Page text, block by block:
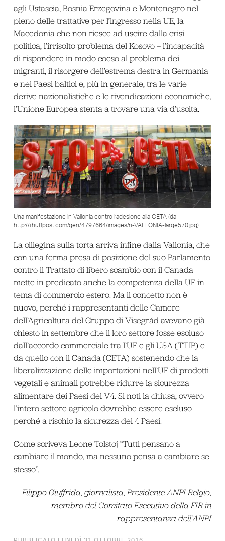
agli Ustascia, Bosnia Erzegovina e Montenegro nel
pieno delle trattative per l’ingresso nella UE, la
Macedonia che non riesce ad uscire dalla crisi
politica, l’irrisolto problema del Kosovo – l’incapacità
di rispondere in modo coeso al problema dei
migranti, il risorgere dell’estrema destra in Germania
e nei Paesi baltici e, più in generale, tra le varie
derive nazionalistiche e le rivendicazioni economiche,
l’Unione Europea stenta a trovare una via d’uscita.
Una manifestazione in Vallonia contro l’adesione alla CETA (da
http://i.huffpost.com/gen/4797664/images/n-VALLONIA-large570.jpg)
La ciliegina sulla torta arriva infine dalla Vallonia, che
con una ferma presa di posizione del suo Parlamento
contro il Trattato di libero scambio con il Canada
mette in predicato anche la competenza della UE in
tema di commercio estero. Ma il concetto non è
nuovo, perché i rappresentanti delle Camere
dell’Agricoltura del Gruppo di Visegrád avevano già
chiesto in settembre che il loro settore fosse escluso
dall’accordo commerciale tra l’UE e gli USA (TTIP) e
da quello con il Canada (CETA) sostenendo che la
liberalizzazione delle importazioni nell’UE di prodotti
vegetali e animali potrebbe ridurre la sicurezza
alimentare dei Paesi del V4. Si noti la chiusa, ovvero
l’intero settore agricolo dovrebbe essere escluso
perché a rischio la sicurezza dei 4 Paesi.
Come scriveva Leone Tolstoj “Tutti pensano a
cambiare il mondo, ma nessuno pensa a cambiare se
stesso”.
Filippo Giuffrida, giornalista, Presidente ANPI Belgio,
membro del Comitato Esecutivo della FIR in
rappresentanza dell’ANPI